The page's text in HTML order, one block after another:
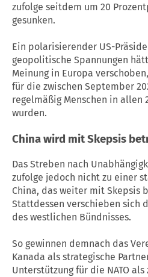
zufolge seitdem um 20
gesunken.
Ein polarisierender US-
geopolitische Spannungen
Meinung in Europa
für die zwischen September
regelmäßig Menschen in allen
wurden.
China wird mit Skepsis
Das Streben nach
zufolge jedoch nicht zu einer
China, das weiter mit Skepsis
Stattdessen verschieben sich
des westlichen Bündnisses.
So gewinnen demnach das
Kanada als strategische
Unterstützung für die NATO